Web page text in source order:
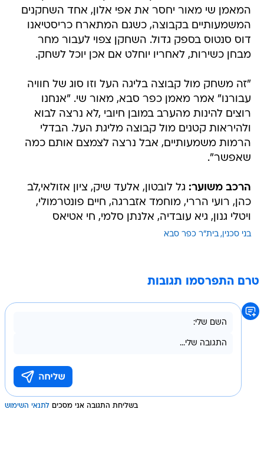
המאמן שי מאור יחסר את אפי אלון, אחד השחקנים
המשמעותיים בקבוצה, כשגם המתארח כריסטיאנו
דוס סנטוס בספק גדול. השחקן צפוי לעבור מחר
מבחן כשירות, לאחריו יוחלט אם אכן יוכל לשחק.
"זה משחק מול קבוצה בליגה העל וזו סוג של חוויה
עבורנו" אמר מאמן כפר סבא, מאור שי. "אנחנו
רוצים להינות מהערב במובן חיובי ,לא נרצה לבוא
ולהיראות קטנים מול קבוצה מליגת העל. הבדלי
הרמות משמעותיים, אבל נרצה לצמצם אותם כמה
שאפשר".
הרכב משוער: גל לובטון, אלעד שיק, ציון אזולאי,לב
כהן, רועי הררי, מוחמד אזברגה, חיים פונטרמולי,
ויטלי גנון, גיא עובדיה, אלנתן סלמי, חי אטיאס
בני סכנין בית"ר כפר סבא
טרם התפרסמו תגובות
בשליחת התגובה אני מסכים לתנאי השימוש